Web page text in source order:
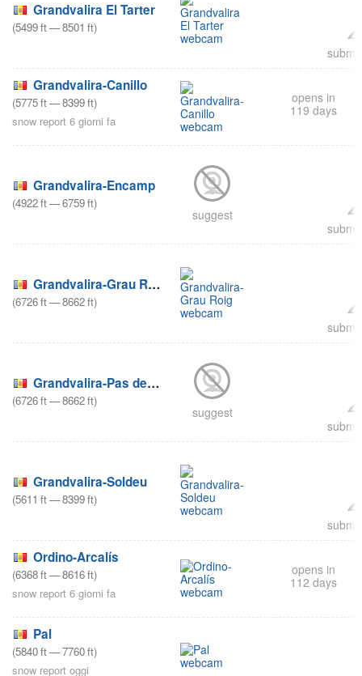
Grandvalira El Tarter
(5499ft—8501 ft)
Grandvalira-Canillo
(5775ft—8399ft)
snow report 6 giorni fa
opens in
119 days
Grandvalira-Encamp
(4922ft—6759ft)
suggest
Grandvalira-Grau Roig
(6726ft—8662ft)
Grandvalira-Pas de la Casa
(6726ft—8662ft)
suggest
Grandvalira-Soldeu
(5611 ft—8399ft)
Ordino-Arcalís
(6368ft—8616ft)
snow report 6 giorni fa
opens in
112 days
Pal
(5840ft—7760ft)
snow report oggi